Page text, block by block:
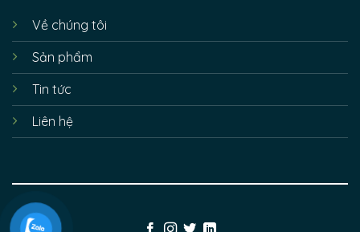
Về chúng tôi
Sản phẩm
Tin tức
Liên hệ